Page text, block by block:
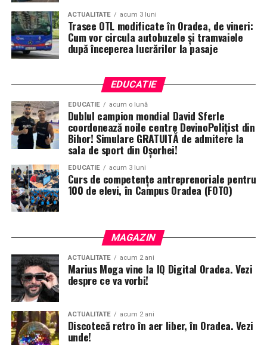
ACTUALITATE acum 3 luni
Trasee OTL modificate în Oradea, de vineri:
Cum vor circula autobuzele și tramvaiele
după începerea lucrărilor la pasaje
EDUCATIE
EDUCATIE acum o lună
Dublul campion mondial David Sferle
coordonează noile centre DevinoPolițist din
Bihor! Simulare GRATUITĂ de admitere la
sala de sport din Oșorhei!
EDUCATIE acum 3 luni
Curs de competențe antreprenoriale pentru
100 de elevi, în Campus Oradea (FOTO)
MAGAZIN
ACTUALITATE acum 2 ani
Marius Moga vine la IQ Digital Oradea. Vezi
despre ce va vorbi!
ACTUALITATE acum 2 ani
Discotecă retro în aer liber, în Oradea. Vezi
unde!